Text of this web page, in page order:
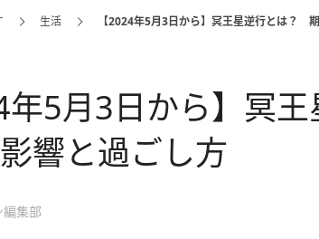
生活 【2024年5月3日から】冥王星逆行とは？
年5月3日から】冥
響と過ごし方
集部